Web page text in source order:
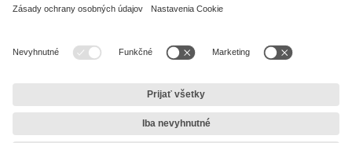
+421 45 5248 600
Dispečing
Bezplatné číslo: